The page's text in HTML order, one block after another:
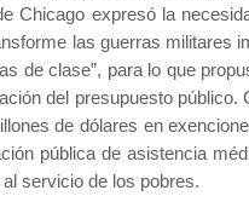
Chicago expresó la
las guerras militares
de clase”, para lo que
del presupuesto público.
de dólares en
pública de asistencia
al servicio de los pobres.